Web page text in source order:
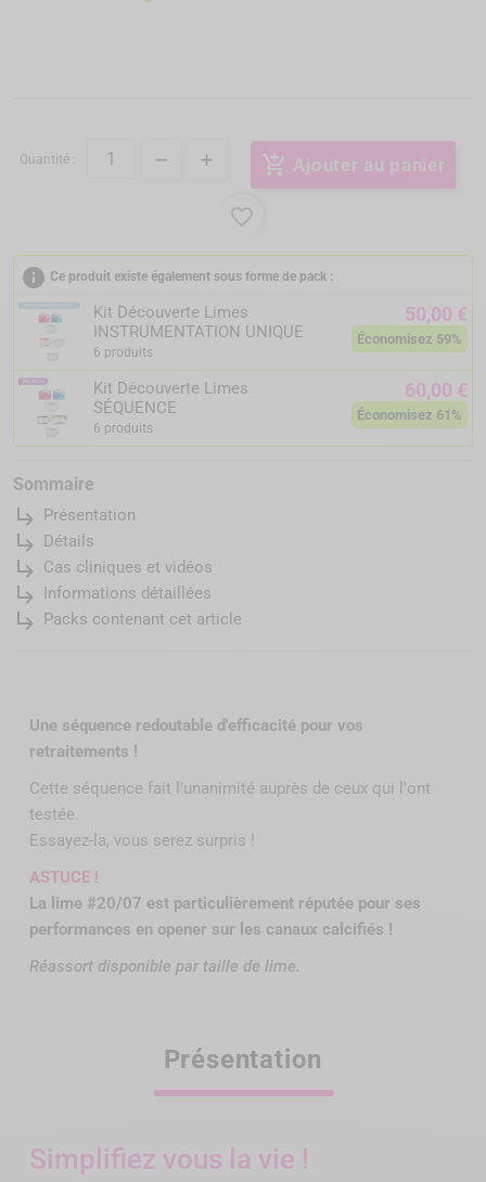
Quantité : add_shopping_cart Ajouter au panier
favorite_border
info Ce produit existe également sous forme de pack :
Kit Découverte Limes
INSTRUMENTATION UNIQUE
6 produits
50,00 €
Économisez 59%
Kit Découverte Limes
SÉQUENCE
6 produits
60,00 €
Économisez 61%
Sommaire
subdirectory_arrow_right Présentation
subdirectory_arrow_right Détails
subdirectory_arrow_right Cas cliniques et vidéos
subdirectory_arrow_right Informations détaillées
subdirectory_arrow_right Packs contenant cet article
Une séquence redoutable d'efficacité pour vos
retraitements !
Cette séquence fait l'unanimité auprès de ceux qui l'ont
testée.
Essayez-la, vous serez surpris !
ASTUCE !
La lime #20/07 est particulièrement réputée pour ses
performances en opener sur les canaux calcifiés !
Réassort disponible par taille de lime.
Présentation
Simplifiez vous la vie !